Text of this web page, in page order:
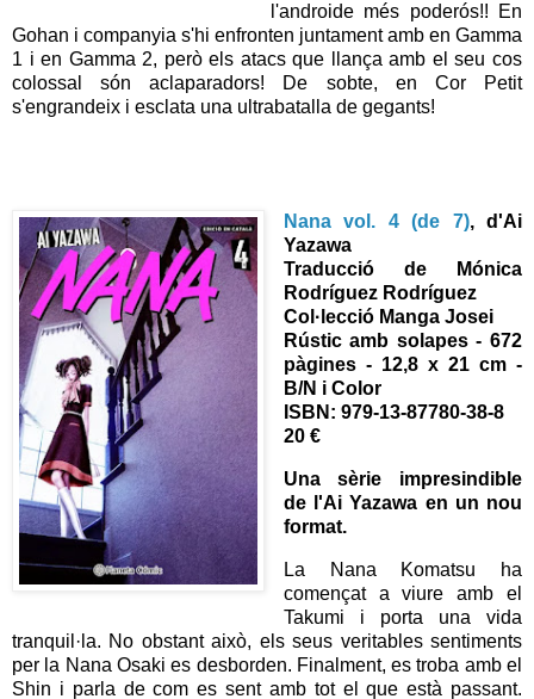
l'androide més poderós!! En
Gohan i companyia s'hi enfronten juntament amb en Gamma
1 i en Gamma 2, però els atacs que llança amb el seu cos
colossal són aclaparadors! De sobte, en Cor Petit
s'engrandeix i esclata una ultrabatalla de gegants!
Nana vol. 4 (de 7), d'Ai
Yazawa
Traducció de Mónica
Rodríguez Rodríguez
Col·lecció Manga Josei
Rústic amb solapes - 672
pàgines - 12,8 x 21 cm -
B/N i Color
ISBN: 979-13-87780-38-8
20 €
Una sèrie impresindible
de l'Ai Yazawa en un nou
format.
La Nana Komatsu ha
començat a viure amb el
Takumi i porta una vida
tranquil·la. No obstant això, els seus veritables sentiments
per la Nana Osaki es desborden. Finalment, es troba amb el
Shin i parla de com es sent amb tot el que està passant.